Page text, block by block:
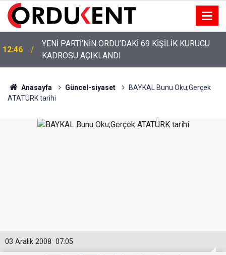
12:46
YENİ PARTİ’NİN ORDU’DAKİ 69 KİŞİLİK KURUCU
KADROSU AÇIKLANDI
Anasayfa Güncel-siyaset
BAYKAL Bunu Oku;Gerçek
ATATÜRK tarihi
07:05
03 Aralık 2008